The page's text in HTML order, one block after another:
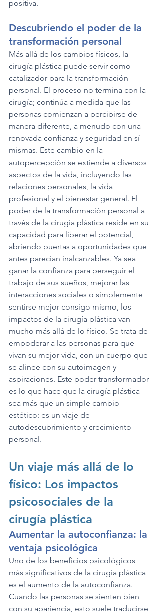
positiva.
Descubriendo el poder de la
transformación personal
Más allá de los cambios físicos, la
cirugía plástica puede servir como
catalizador para la transformación
personal. El proceso no termina con la
cirugía; continúa a medida que las
personas comienzan a percibirse de
manera diferente, a menudo con una
renovada confianza y seguridad en sí
mismas. Este cambio en la
autopercepción se extiende a diversos
aspectos de la vida, incluyendo las
relaciones personales, la vida
profesional y el bienestar general. El
poder de la transformación personal a
través de la cirugía plástica reside en su
capacidad para liberar el potencial,
abriendo puertas a oportunidades que
antes parecían inalcanzables. Ya sea
ganar la confianza para perseguir el
trabajo de sus sueños, mejorar las
interacciones sociales o simplemente
sentirse mejor consigo mismo, los
impactos de la cirugía plástica van
mucho más allá de lo físico. Se trata de
empoderar a las personas para que
vivan su mejor vida, con un cuerpo que
se alinee con su autoimagen y
aspiraciones. Este poder transformador
es lo que hace que la cirugía plástica
sea más que un simple cambio
estético: es un viaje de
autodescubrimiento y crecimiento
personal.
Un viaje más allá de lo
físico: Los impactos
psicosociales de la
cirugía plástica
Aumentar la autoconfianza: la
ventaja psicológica
Uno de los beneficios psicológicos
más significativos de la cirugía plástica
es el aumento de la autoconfianza.
Cuando las personas se sienten bien
con su apariencia, esto suele traducirse